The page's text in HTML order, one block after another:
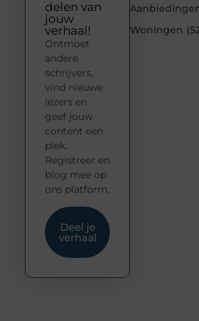
Woningen
delen van
jouw
verhaal!
Ontmoet
andere
schrijvers,
vind nieuwe
lezers en
geef jouw
content een
plek.
Registreer en
blog mee op
ons platform.
Deel je
verhaal